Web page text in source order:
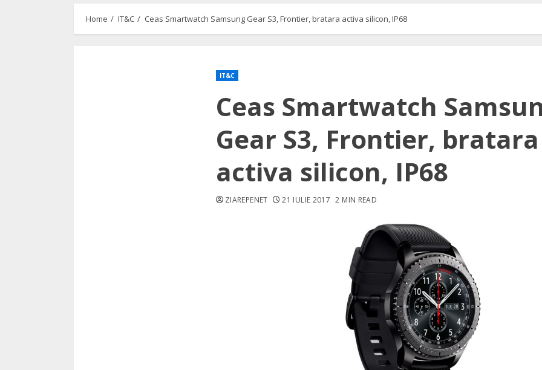
Home IT&C Ceas Smartwatch Samsung Gear S3, Frontier, bratara activa silicon, IP68
IT&C
Ceas Smartwatch
Gear S3, Frontier, bratara
activa silicon, IP68
ZIAREPENET 21 IULIE 2017 2 MIN READ